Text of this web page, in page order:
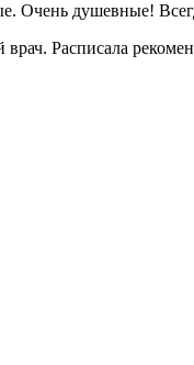
душевные!
Расписала